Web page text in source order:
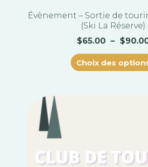
Évènement – Sortie de
(Ski La Réserve)
$65.00 – $
Choix des